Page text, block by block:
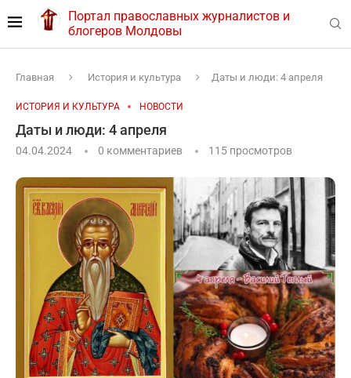
Портал православных журналистов и
блогеров Молдовы
Главная История и культура Даты и люди: 4 апреля
ИСТОРИЯ И КУЛЬТУРА НОВОСТИ
Даты и люди: 4 апреля
04.04.2024 0 комментариев 115 просмотров